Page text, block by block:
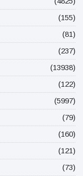
(155)
(81)
(237)
(13938)
(122)
(5997)
(79)
(160)
(121)
(73)